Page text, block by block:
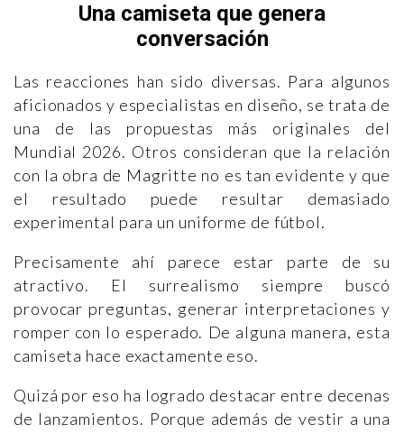
Una camiseta que genera
conversación
Las reacciones han sido diversas. Para algunos
aficionados y especialistas en diseño, se trata de
una de las propuestas más originales del
Mundial 2026. Otros consideran que la relación
con la obra de Magritte no es tan evidente y que
el resultado puede resultar demasiado
experimental para un uniforme de fútbol.
Precisamente ahí parece estar parte de su
atractivo. El surrealismo siempre buscó
provocar preguntas, generar interpretaciones y
romper con lo esperado. De alguna manera, esta
camiseta hace exactamente eso.
Quizá por eso ha logrado destacar entre decenas
de lanzamientos. Porque además de vestir a una